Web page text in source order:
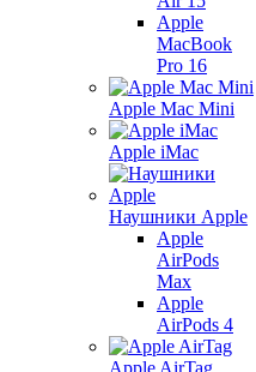
Apple
MacBook
Pro 16
Apple Mac Mini
Apple iMac
Наушники Apple
Apple
AirPods
Max
Apple
AirPods 4
Apple AirTag